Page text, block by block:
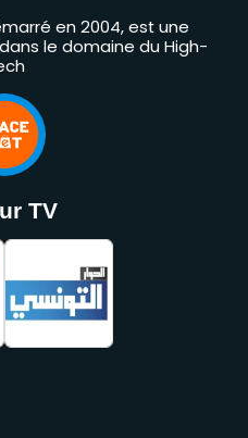
en 2004, est une
le domaine du High-
TV